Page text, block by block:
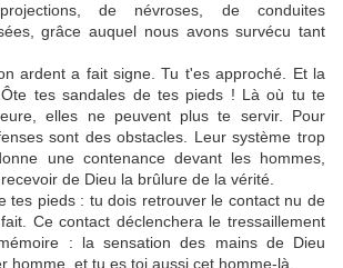
de névroses, de conduites
grâce auquel nous avons survécu tant
ardent a fait signe. Tu t'es approché. Et la
tes sandales de tes pieds ! Là où tu te
elles ne peuvent plus te servir. Pour
sont des obstacles. Leur système trop
une contenance devant les hommes,
de Dieu la brûlure de la vérité.
tes pieds : tu dois retrouver le contact nu de
Ce contact déclenchera le tressaillement
: la sensation des mains de Dieu
homme, et tu es toi aussi cet homme-là.